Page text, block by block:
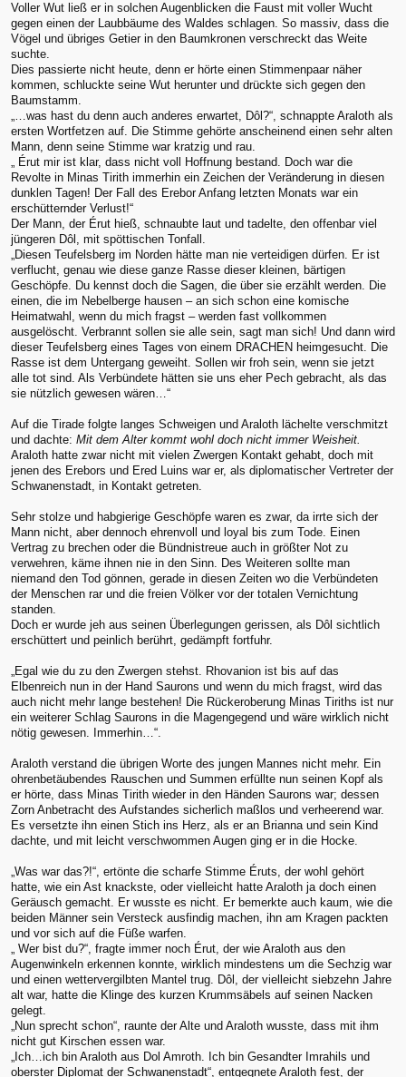
Voller Wut ließ er in solchen Augenblicken die Faust mit voller Wucht
gegen einen der Laubbäume des Waldes schlagen. So massiv, dass die
Vögel und übriges Getier in den Baumkronen verschreckt das Weite
suchte.
Dies passierte nicht heute, denn er hörte einen Stimmenpaar näher
kommen, schluckte seine Wut herunter und drückte sich gegen den
Baumstamm.
„…was hast du denn auch anderes erwartet, Dôl?“, schnappte Araloth als
ersten Wortfetzen auf. Die Stimme gehörte anscheinend einen sehr alten
Mann, denn seine Stimme war kratzig und rau.
„ Érut mir ist klar, dass nicht voll Hoffnung bestand. Doch war die
Revolte in Minas Tirith immerhin ein Zeichen der Veränderung in diesen
dunklen Tagen! Der Fall des Erebor Anfang letzten Monats war ein
erschütternder Verlust!“
Der Mann, der Érut hieß, schnaubte laut und tadelte, den offenbar viel
jüngeren Dôl, mit spöttischen Tonfall.
„Diesen Teufelsberg im Norden hätte man nie verteidigen dürfen. Er ist
verflucht, genau wie diese ganze Rasse dieser kleinen, bärtigen
Geschöpfe. Du kennst doch die Sagen, die über sie erzählt werden. Die
einen, die im Nebelberge hausen – an sich schon eine komische
Heimatwahl, wenn du mich fragst – werden fast vollkommen
ausgelöscht. Verbrannt sollen sie alle sein, sagt man sich! Und dann wird
dieser Teufelsberg eines Tages von einem DRACHEN heimgesucht. Die
Rasse ist dem Untergang geweiht. Sollen wir froh sein, wenn sie jetzt
alle tot sind. Als Verbündete hätten sie uns eher Pech gebracht, als das
sie nützlich gewesen wären…“
Auf die Tirade folgte langes Schweigen und Araloth lächelte verschmitzt
und dachte: Mit dem Alter kommt wohl doch nicht immer Weisheit.
Araloth hatte zwar nicht mit vielen Zwergen Kontakt gehabt, doch mit
jenen des Erebors und Ered Luins war er, als diplomatischer Vertreter der
Schwanenstadt, in Kontakt getreten.
Sehr stolze und habgierige Geschöpfe waren es zwar, da irrte sich der
Mann nicht, aber dennoch ehrenvoll und loyal bis zum Tode. Einen
Vertrag zu brechen oder die Bündnistreue auch in größter Not zu
verwehren, käme ihnen nie in den Sinn. Des Weiteren sollte man
niemand den Tod gönnen, gerade in diesen Zeiten wo die Verbündeten
der Menschen rar und die freien Völker vor der totalen Vernichtung
standen.
Doch er wurde jeh aus seinen Überlegungen gerissen, als Dôl sichtlich
erschüttert und peinlich berührt, gedämpft fortfuhr.
„Egal wie du zu den Zwergen stehst. Rhovanion ist bis auf das
Elbenreich nun in der Hand Saurons und wenn du mich fragst, wird das
auch nicht mehr lange bestehen! Die Rückeroberung Minas Tiriths ist nur
ein weiterer Schlag Saurons in die Magengegend und wäre wirklich nicht
nötig gewesen. Immerhin…“.
Araloth verstand die übrigen Worte des jungen Mannes nicht mehr. Ein
ohrenbetäubendes Rauschen und Summen erfüllte nun seinen Kopf als
er hörte, dass Minas Tirith wieder in den Händen Saurons war; dessen
Zorn Anbetracht des Aufstandes sicherlich maßlos und verheerend war.
Es versetzte ihn einen Stich ins Herz, als er an Brianna und sein Kind
dachte, und mit leicht verschwommen Augen ging er in die Hocke.
„Was war das?!“, ertönte die scharfe Stimme Éruts, der wohl gehört
hatte, wie ein Ast knackste, oder vielleicht hatte Araloth ja doch einen
Geräusch gemacht. Er wusste es nicht. Er bemerkte auch kaum, wie die
beiden Männer sein Versteck ausfindig machen, ihn am Kragen packten
und vor sich auf die Füße warfen.
„ Wer bist du?“, fragte immer noch Érut, der wie Araloth aus den
Augenwinkeln erkennen konnte, wirklich mindestens um die Sechzig war
und einen wettervergilbten Mantel trug. Dôl, der vielleicht siebzehn Jahre
alt war, hatte die Klinge des kurzen Krummsäbels auf seinen Nacken
gelegt.
„Nun sprecht schon“, raunte der Alte und Araloth wusste, dass mit ihm
nicht gut Kirschen essen war.
„Ich…ich bin Araloth aus Dol Amroth. Ich bin Gesandter Imrahils und
oberster Diplomat der Schwanenstadt“, entgegnete Araloth fest, der